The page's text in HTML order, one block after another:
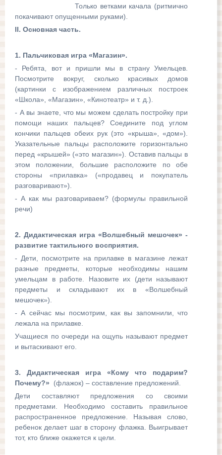
Только ветками качала (ритмично
покачивают опущенными руками).
II. Основная часть.
1. Пальчиковая игра «Магазин».
- Ребята, вот и пришли мы в страну Умельцев.
Посмотрите вокруг, сколько красивых домов
(картинки с изображением различных построек
«Школа», «Магазин», «Кинотеатр» и т. д.).
- А вы знаете, что мы можем сделать постройку при
помощи наших пальцев? Соедините под углом
кончики пальцев обеих рук (это «крыша», «дом»).
Указательные пальцы расположите горизонтально
перед «крышей» («это магазин»). Оставив пальцы в
этом положении, большие расположите по обе
стороны «прилавка» («продавец и покупатель
разговаривают»).
- А как мы разговариваем? (формулы правильной
речи)
2. Дидактическая игра «Волшебный мешочек» -
развитие тактильного восприятия.
- Дети, посмотрите на прилавке в магазине лежат
разные предметы, которые необходимы нашим
умельцам в работе. Назовите их (дети называют
предметы и складывают их в «Волшебный
мешочек»).
- А сейчас мы посмотрим, как вы запомнили, что
лежала на прилавке.
Учащиеся по очереди на ощупь называют предмет
и вытаскивают его.
3. Дидактическая игра «Кому что подарим?
Почему?» (флажок) – составление предложений.
Дети составляют предложения со своими
предметами. Необходимо составить правильное
распространенное предложение. Называя слово,
ребенок делает шаг в сторону флажка. Выигрывает
тот, кто ближе окажется к цели.